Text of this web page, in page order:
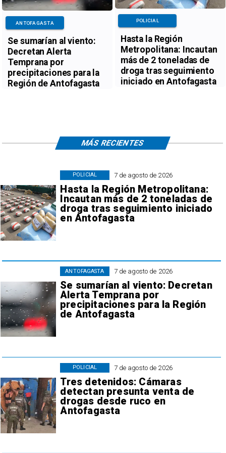
Se sumarían al viento:
Decretan Alerta
Temprana por
precipitaciones para la
Región de Antofagasta
ANTOFAGASTA
Hasta la Región
Metropolitana: Incautan
más de 2 toneladas de
droga tras seguimiento
iniciado en Antofagasta
POLICIAL
7 de agosto de 2026
Hasta la Región Metropolitana:
Incautan más de 2 toneladas de
droga tras seguimiento iniciado
en Antofagasta
POLICIAL
7 de agosto de 2026
Se sumarían al viento: Decretan
Alerta Temprana por
precipitaciones para la Región
de Antofagasta
ANTOFAGASTA
7 de agosto de 2026
Tres detenidos: Cámaras
detectan presunta venta de
drogas desde ruco en
Antofagasta
POLICIAL
MÁS RECIENTES